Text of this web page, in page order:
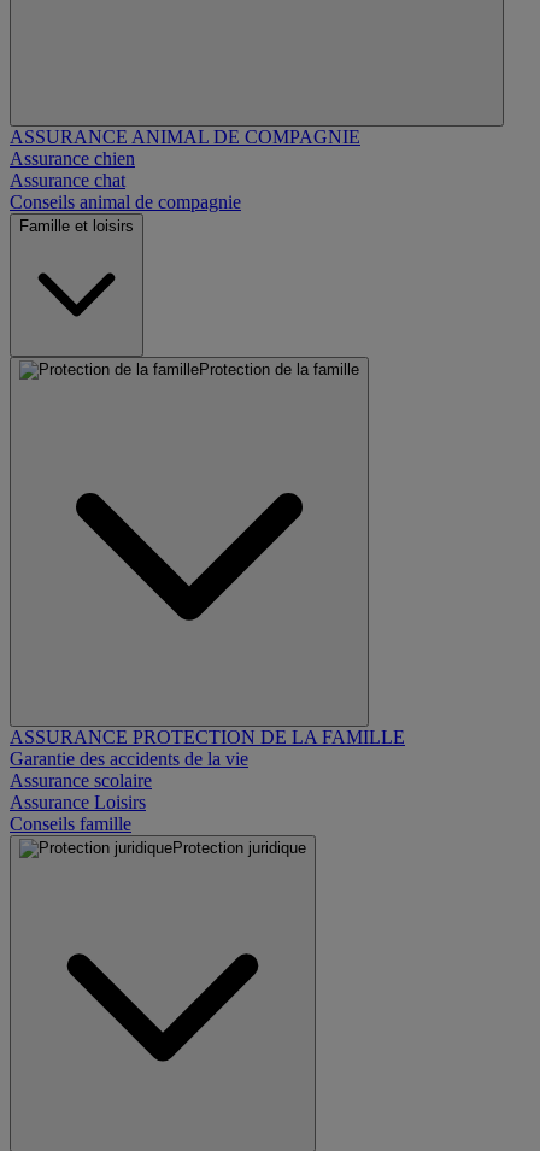
ASSURANCE ANIMAL DE COMPAGNIE
Assurance chien
Assurance chat
Conseils animal de compagnie
Famille et loisirs
Protection de la famille
ASSURANCE PROTECTION DE LA FAMILLE
Garantie des accidents de la vie
Assurance scolaire
Assurance Loisirs
Conseils famille
Protection juridique